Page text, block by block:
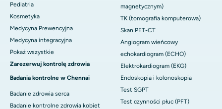
Pediatria
Kosmetyka
Medycyna Prewencyjna
Medycyna integracyjna
Pokaż wszystkie
Zarezerwuj kontrolę zdrowia
Badania kontrolne w Chennai
Badanie zdrowia serca
Badanie kontrolne zdrowia kobiet
magnetycznym)
TK (tomografia komputerowa)
Skan PET-CT
Angiogram wieńcowy
echokardiogram (ECHO)
Elektrokardiogram (EKG)
Endoskopia i kolonoskopia
Test SGPT
Test czynności płuc (PFT)